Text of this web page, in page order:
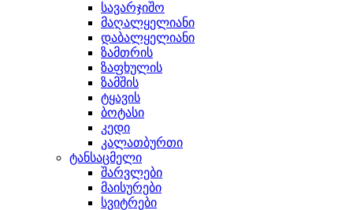
სავარჯიშო
მაღალყელიანი
დაბალყელიანი
ზამთრის
ზაფხულის
ზამშის
ტყავის
ბოტასი
კედი
კალათბურთი
ტანსაცმელი
შარვლები
მაისურები
სვიტრები